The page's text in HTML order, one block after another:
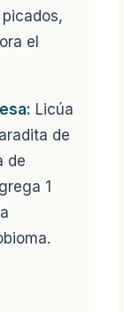
el
Licúa
de
de
1